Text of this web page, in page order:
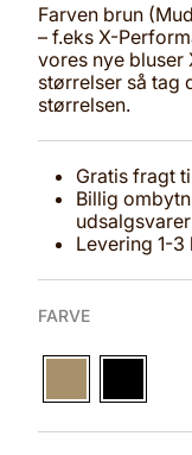
Farven brun
– f.eks X-
vores nye bluser
størrelser så tag
størrelsen.
Gratis fragt
Billig
Levering 1-3
FARVE